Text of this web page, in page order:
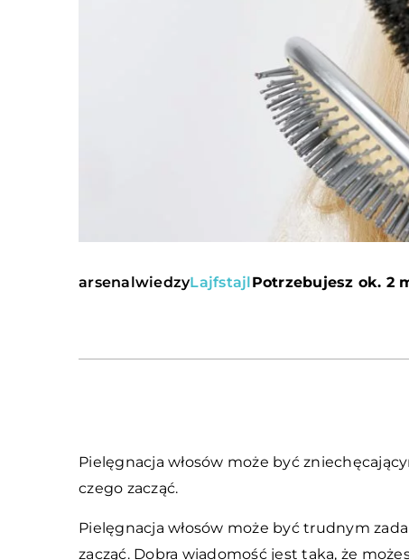
arsenalwiedzyLajfstajlPotrzebujesz ok. 2
Pielęgnacja włosów może być
czego zacząć.
Pielęgnacja włosów może być trudnym
zacząć. Dobra wiadomość jest taka, że